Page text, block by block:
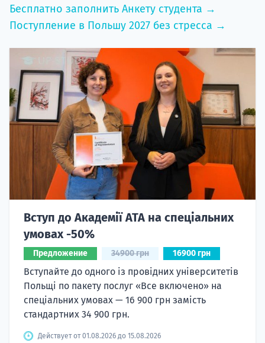
Бесплатно заполнить Анкету студента →
Поступление в Польшу 2027 без стресса →
Вступ до Академії ATA на спеціальних
умовах -50%
Предложение 34900 грн 16900 грн
Вступайте до одного із провідних університетів
Польщі по пакету послуг «Все включено» на
спеціальних умовах — 16 900 грн замість
стандартних 34 900 грн.
Действует от 01.08.2026 до 15.08.2026